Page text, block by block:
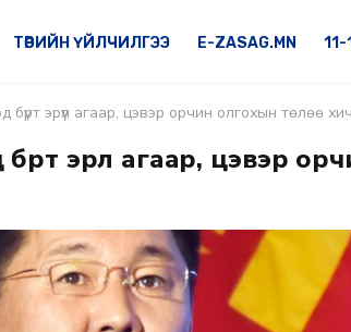
ТӨРИЙН ҮЙЛЧИЛГЭЭ E-ZASAG.MN 11-
бүрт эрүүл агаар, цэвэр орчин олгохын төлөө
бүрт эрүүл агаар, цэвэр